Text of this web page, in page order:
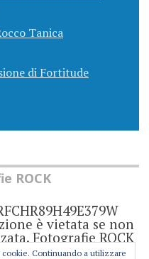
Tanica
di Fortitude
ROCK
è vietata se non
Fotografie ROCK
giornalistica in
Continuando a utilizzare